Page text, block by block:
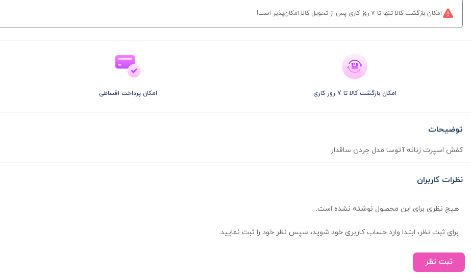
امکان بازگشت کالا تنها تا ۷ روز کاری پس از تحویل کالا امکان‌پذیر است!
امکان بازگشت کالا تا 7 روز کاری امکان پرداخت اقساطی
توضیحات
کفش اسپرت زنانه آتوسا مدل جردن ساقدار
نظرات کاربران
هیچ نظری برای این محصول نوشته نشده است.
برای ثبت نظر، ابتدا وارد حساب کاربری خود شوید، سپس نظر خود را ثبت نمایید.
ثبت نظر